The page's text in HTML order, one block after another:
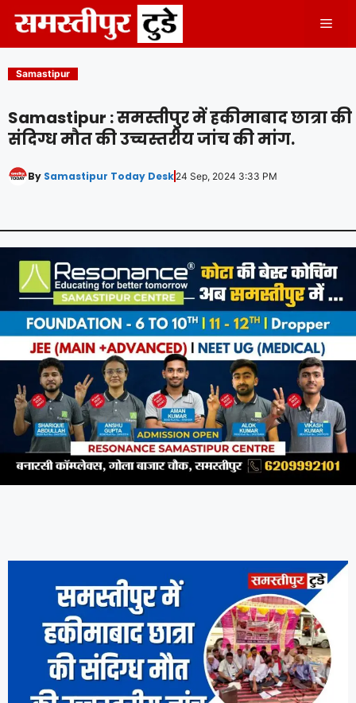
content
Samastipur
Samastipur : समस्तीपुर में हकीमाबाद छात्रा की
संदिग्ध मौत की उच्चस्तरीय जांच की मांग.
By Samastipur Today Desk 24 Sep, 2024 3:33 PM